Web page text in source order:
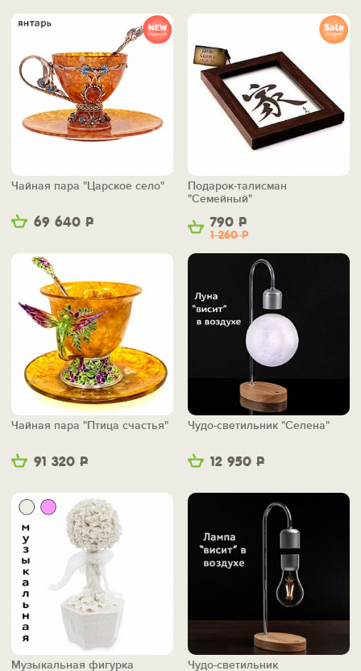
69 640 Р
Чайная пара "Царское село"
790 Р
1 260Р
Подарок-талисман
"Семейный"
91 320 Р
Чайная пара "Птица счастья"
12 950 Р
Чудо-светильник "Селена"
Музыкальная фигурка
Чудо-светильник